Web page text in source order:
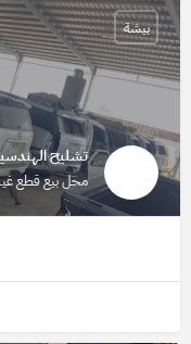
تشليح
محل بيع قطع
بيشة